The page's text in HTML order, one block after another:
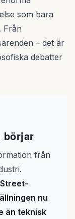
som bara
Från
– det är
debatter
börjar
från
nu
än teknisk